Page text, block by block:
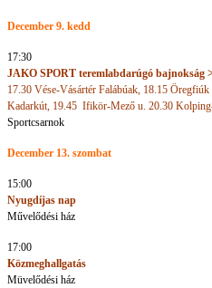
December 9. kedd
17:30
JAKO SPORT teremlabdarúgó bajnokság
17.30 Vése-Vásártér Falábúak, 18.15
Kadarkút, 19.45 Ifikör-Mező u. 20.30
Sportcsarnok
December 13. szombat
15:00
Nyugdíjas nap
Művelődési ház
17:00
Közmeghallgatás
Müvelődési ház